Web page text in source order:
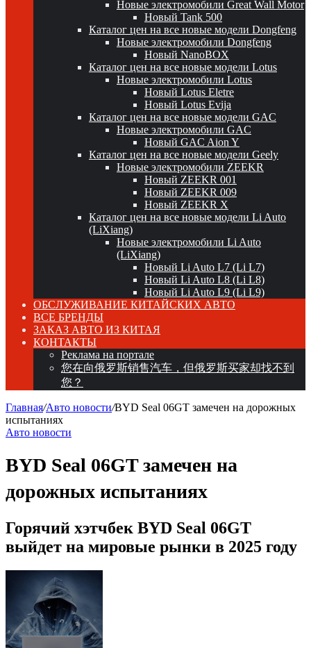
Новые электромобили Great Wall Motor
Новый Tank 500
Каталог цен на все новые модели Dongfeng
Новые электромобили Dongfeng
Новый NanoBOX
Каталог цен на все новые модели Lotus
Новые электромобили Lotus
Новый Lotus Eletre
Новый Lotus Evija
Каталог цен на все новые модели GAC
Новые электромобили GAC
Новый GAC Aion Y
Каталог цен на все новые модели Geely
Новые электромобили ZEEKR
Новый ZEEKR 001
Новый ZEEKR 009
Новый ZEEKR X
Каталог цен на все новые модели Li Auto
(LiXiang)
Новые электромобили Li Auto
(LiXiang)
Новый Li Auto L7 (Li L7)
Новый Li Auto L8 (Li L8)
Новый Li Auto L9 (Li L9)
ОБСЛУЖИВАНИЕ КИТАЙСКИХ АВТО
ВСЕ БРЕНДЫ
ЗАКАЗ АВТО ИЗ КИТАЯ
КОНТАКТЫ
Реклама на портале
您在向俄罗斯销售汽车，但俄罗斯买家却找不到
您？
Главная/Авто новости/BYD Seal 06GT замечен на дорожных
испытаниях
Авто новости
BYD Seal 06GT замечен на
дорожных испытаниях
Горячий хэтчбек BYD Seal 06GT
выйдет на мировые рынки в 2025 году